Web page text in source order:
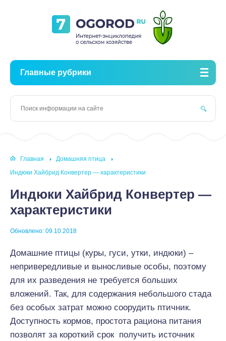
Главные рубрики
Главная
Домашняя птица
Индюки Хайбрид Конвертер — характеристики
Индюки Хайбрид Конвертер —
характеристики
Обновлено: 09.10.2018
Домашние птицы (куры, гуси, утки, индюки) –
непривередливые и выносливые особы, поэтому
для их разведения не требуется больших
вложений. Так, для содержания небольшого стада
без особых затрат можно соорудить птичник.
Доступность кормов, простота рациона питания
позволят за короткий срок получить источник